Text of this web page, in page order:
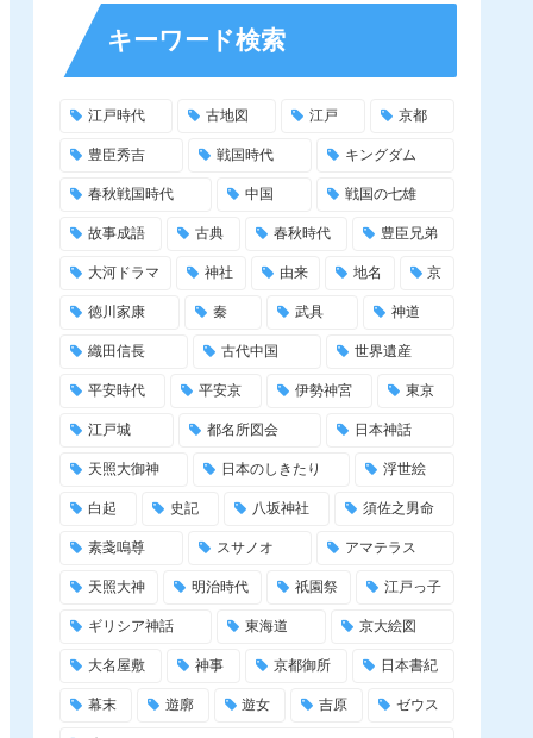
キーワード検索
江戸時代 古地図 江戸 京都
豊臣秀吉 戦国時代 キングダム
春秋戦国時代 中国 戦国の七雄
故事成語 古典 春秋時代 豊臣兄弟
大河ドラマ 神社 由来 地名 京
徳川家康 秦 武具 神道
織田信長 古代中国 世界遺産
平安時代 平安京 伊勢神宮 東京
江戸城 都名所図会 日本神話
天照大御神 日本のしきたり 浮世絵
白起 史記 八坂神社 須佐之男命
素戔嗚尊 スサノオ アマテラス
天照大神 明治時代 祇園祭 江戸っ子
ギリシア神話 東海道 京大絵図
大名屋敷 神事 京都御所 日本書紀
幕末 遊廓 遊女 吉原 ゼウス